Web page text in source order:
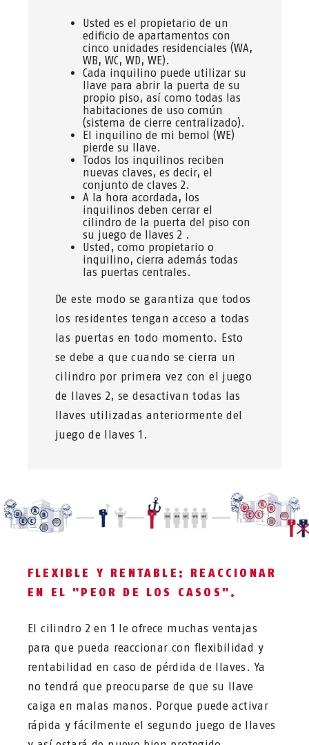
Usted es el propietario de un
edificio de apartamentos con
cinco unidades residenciales (WA,
WB, WC, WD, WE).
Cada inquilino puede utilizar su
llave para abrir la puerta de su
propio piso, así como todas las
habitaciones de uso común
(sistema de cierre centralizado).
El inquilino de mi bemol (WE)
pierde su llave.
Todos los inquilinos reciben
nuevas claves, es decir, el
conjunto de claves 2.
A la hora acordada, los
inquilinos deben cerrar el
cilindro de la puerta del piso con
su juego de llaves 2 .
Usted, como propietario o
inquilino, cierra además todas
las puertas centrales.
De este modo se garantiza que todos
los residentes tengan acceso a todas
las puertas en todo momento. Esto
se debe a que cuando se cierra un
cilindro por primera vez con el juego
de llaves 2, se desactivan todas las
llaves utilizadas anteriormente del
juego de llaves 1.
FLEXIBLE Y RENTABLE: REACCIONAR
EN EL "PEOR DE LOS CASOS".
El cilindro 2 en 1 le ofrece muchas ventajas
para que pueda reaccionar con flexibilidad y
rentabilidad en caso de pérdida de llaves. Ya
no tendrá que preocuparse de que su llave
caiga en malas manos. Porque puede activar
rápida y fácilmente el segundo juego de llaves